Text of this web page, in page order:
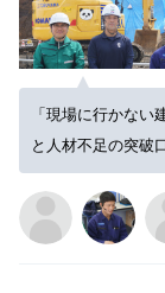
「現場に行かない建設」が始まる 遠
と人材不足の突破